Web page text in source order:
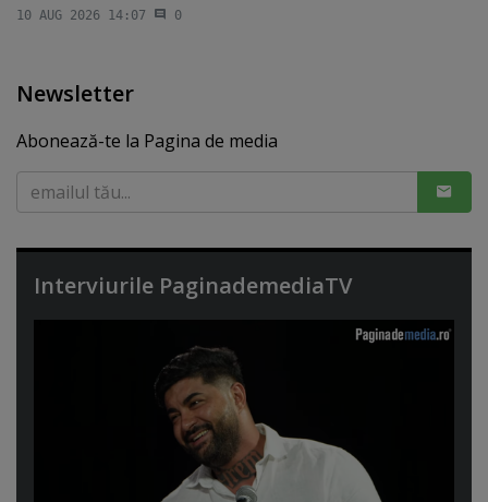
10 AUG 2026 14:07 0
Newsletter
Abonează-te la Pagina de media
Interviurile PaginademediaTV